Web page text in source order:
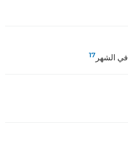
17